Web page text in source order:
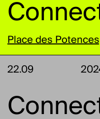
Place des
22.09